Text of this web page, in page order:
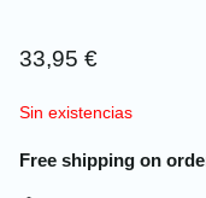
33,95 €
Sin existencias
Free shipping on